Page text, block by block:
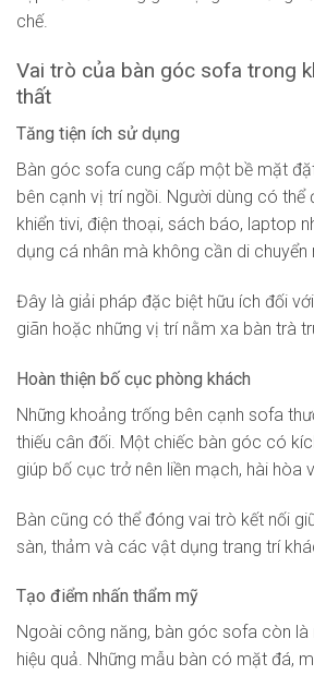
chế.
Vai trò của bàn góc sofa trong
thất
Tăng tiện ích sử dụng
Bàn góc sofa cung cấp một bề mặt
bên cạnh vị trí ngồi. Người dùng có thể
khiển tivi, điện thoại, sách báo, laptop
dụng cá nhân mà không cần di chuyển
Đây là giải pháp đặc biệt hữu ích đối
giãn hoặc những vị trí nằm xa bàn trà
Hoàn thiện bố cục phòng khách
Những khoảng trống bên cạnh sofa
thiếu cân đối. Một chiếc bàn góc có
giúp bố cục trở nên liền mạch, hài hòa
Bàn cũng có thể đóng vai trò kết nối
sàn, thảm và các vật dụng trang trí
Tạo điểm nhấn thẩm mỹ
Ngoài công năng, bàn góc sofa còn
hiệu quả. Những mẫu bàn có mặt đá,